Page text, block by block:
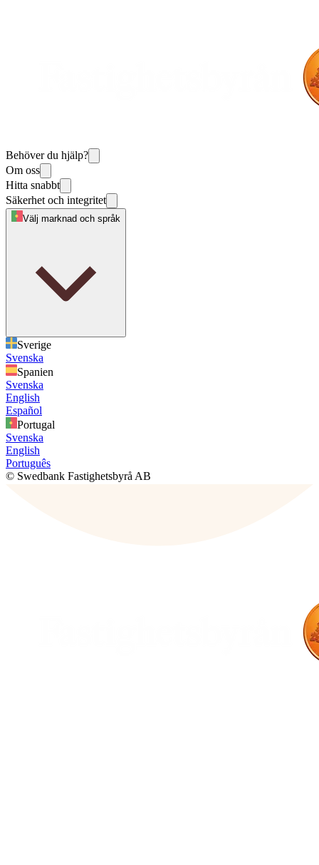
Behöver du hjälp?
Om oss
Hitta snabbt
Säkerhet och integritet
Välj marknad och språk
Sverige
Svenska
Spanien
Svenska
English
Español
Portugal
Svenska
English
Português
© Swedbank Fastighetsbyrå AB